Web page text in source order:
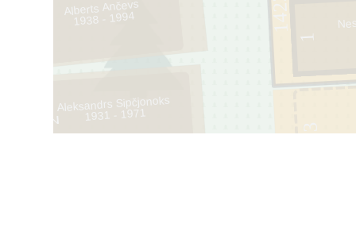
1
2
3
Aleksandrs Sipčjonoks
1931 - 1971
Alberts Ančevs
1938 - 1994